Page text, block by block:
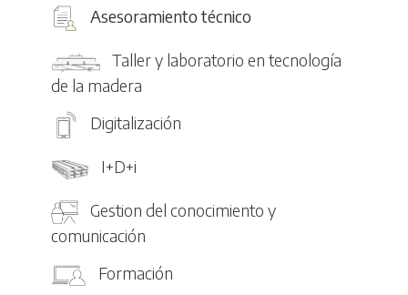
Asesoramiento técnico
Taller y laboratorio en tecnología
de la madera
Digitalización
I+D+i
Gestion del conocimiento y
comunicación
Formación